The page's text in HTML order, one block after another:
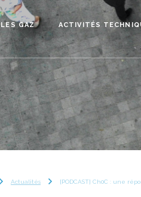
LES GAZ ACTIVITÉS
Actualités [PODCAST] Ch0C : une